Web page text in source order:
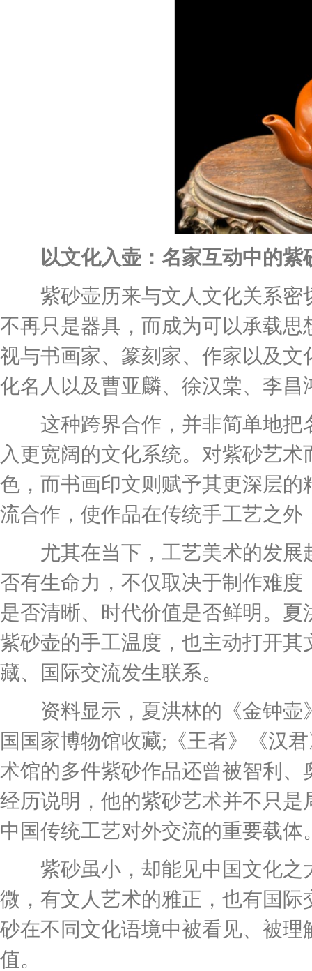
以文化入壶：名家互动中的紫
紫砂壶历来与文人文化关系密
不再只是器具，而成为可以承载
视与书画家、篆刻家、作家以及
化名人以及曹亚麟、徐汉棠、李
这种跨界合作，并非简单地把
入更宽阔的文化系统。对紫砂艺
色，而书画印文则赋予其更深层
流合作，使作品在传统手工艺之
尤其在当下，工艺美术的发展
否有生命力，不仅取决于制作难
是否清晰、时代价值是否鲜明。
紫砂壶的手工温度，也主动打开
藏、国际交流发生联系。
资料显示，夏洪林的《金钟壶
国国家博物馆收藏;《王者》《汉
术馆的多件紫砂作品还曾被智利
经历说明，他的紫砂艺术并不只
中国传统工艺对外交流的重要载体
紫砂虽小，却能见中国文化之
微，有文人艺术的雅正，也有国
砂在不同文化语境中被看见、被
值。